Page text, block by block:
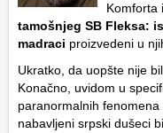
Komforta
tamošnjeg SB Fleksa:
madraci proizvedeni u
Ukratko, da uopšte nije
Konačno, uvidom u
paranormalnih
nabavljeni srpski dušeci